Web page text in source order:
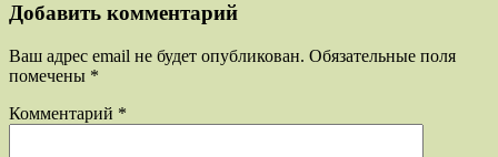
Добавить комментарий
Ваш адрес email не будет опубликован. Обязательные поля
помечены *
Комментарий *